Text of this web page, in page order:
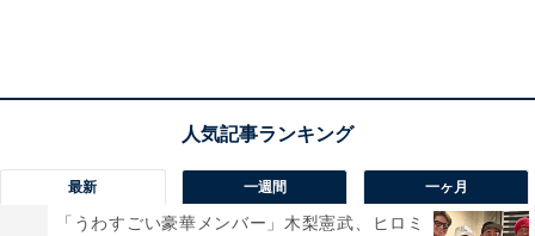
最新 一週間 一ヶ月
「うわすごい豪華メンバー」木梨憲武、ヒロミ